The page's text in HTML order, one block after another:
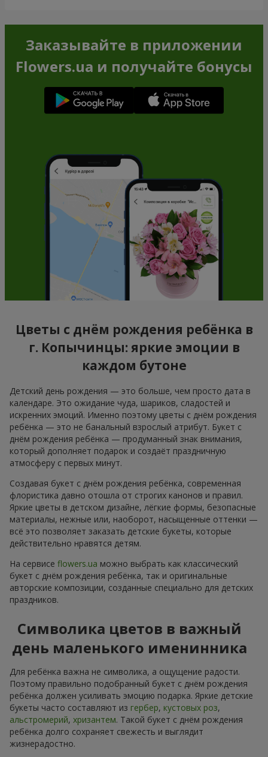
Заказывайте в приложении
Flowers.ua и получайте бонусы
Цветы с днём рождения ребёнка в
г. Копычинцы: яркие эмоции в
каждом бутоне
Детский день рождения — это больше, чем просто дата в
календаре. Это ожидание чуда, шариков, сладостей и
искренних эмоций. Именно поэтому цветы с днём рождения
ребёнка — это не банальный взрослый атрибут. Букет с
днём рождения ребёнка — продуманный знак внимания,
который дополняет подарок и создаёт праздничную
атмосферу с первых минут.
Создавая букет с днём рождения ребёнка, современная
флористика давно отошла от строгих канонов и правил.
Яркие цветы в детском дизайне, лёгкие формы, безопасные
материалы, нежные или, наоборот, насыщенные оттенки —
всё это позволяет заказать детские букеты, которые
действительно нравятся детям.
На сервисе flowers.ua можно выбрать как классический
букет с днём рождения ребёнка, так и оригинальные
авторские композиции, созданные специально для детских
праздников.
Символика цветов в важный
день маленького именинника
Для ребёнка важна не символика, а ощущение радости.
Поэтому правильно подобранный букет с днём рождения
ребёнка должен усиливать эмоцию подарка. Яркие детские
букеты часто составляют из гербер, кустовых роз,
альстромерий, хризантем. Такой букет с днём рождения
ребёнка долго сохраняет свежесть и выглядит
жизнерадостно.